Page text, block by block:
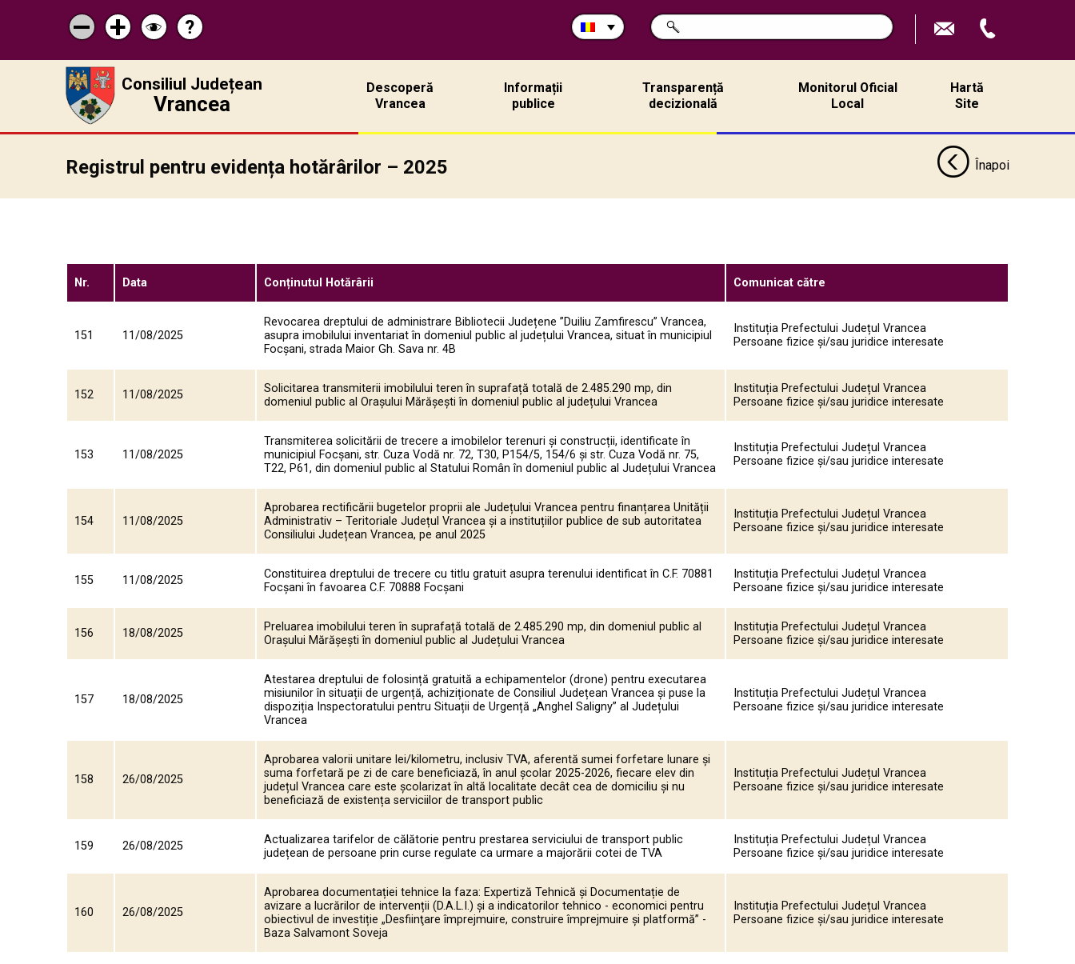
Micșorează
scrisul
Mărește
scrisul
Schimbă
contrastul
Pagina
de
ajutor
?
Caută
în
CAUTĂ
Consiliul Județean
Vrancea
Descoperă
Vrancea
Informații
publice
Transparență
decizională
Monitorul Oficial
Local
Hartă
Site
Registrul pentru evidența hotărârilor – 2025 Înapoi
Nr. Data Conținutul Hotărârii Comunicat către
151 11/08/2025
Revocarea dreptului de administrare Bibliotecii Județene ”Duiliu Zamfirescu” Vrancea,
asupra imobilului inventariat în domeniul public al județului Vrancea, situat în municipiul
Focșani, strada Maior Gh. Sava nr. 4B
Instituția Prefectului Județul Vrancea
Persoane fizice și/sau juridice interesate
152 11/08/2025
Solicitarea transmiterii imobilului teren în suprafață totală de 2.485.290 mp, din
domeniul public al Orașului Mărășești în domeniul public al județului Vrancea
Instituția Prefectului Județul Vrancea
Persoane fizice și/sau juridice interesate
153 11/08/2025
Transmiterea solicitării de trecere a imobilelor terenuri și construcții, identificate în
municipiul Focșani, str. Cuza Vodă nr. 72, T30, P154/5, 154/6 și str. Cuza Vodă nr. 75,
T22, P61, din domeniul public al Statului Român în domeniul public al Județului Vrancea
Instituția Prefectului Județul Vrancea
Persoane fizice și/sau juridice interesate
154 11/08/2025
Aprobarea rectificării bugetelor proprii ale Județului Vrancea pentru finanțarea Unității
Administrativ – Teritoriale Județul Vrancea şi a instituțiilor publice de sub autoritatea
Consiliului Județean Vrancea, pe anul 2025
Instituția Prefectului Județul Vrancea
Persoane fizice și/sau juridice interesate
155 11/08/2025
Constituirea dreptului de trecere cu titlu gratuit asupra terenului identificat în C.F. 70881
Focșani în favoarea C.F. 70888 Focșani
Instituția Prefectului Județul Vrancea
Persoane fizice și/sau juridice interesate
156 18/08/2025
Preluarea imobilului teren în suprafață totală de 2.485.290 mp, din domeniul public al
Orașului Mărășești în domeniul public al Județului Vrancea
Instituția Prefectului Județul Vrancea
Persoane fizice și/sau juridice interesate
157 18/08/2025
Atestarea dreptului de folosință gratuită a echipamentelor (drone) pentru executarea
misiunilor în situații de urgență, achiziționate de Consiliul Județean Vrancea și puse la
dispoziția Inspectoratului pentru Situații de Urgență „Anghel Saligny” al Județului
Vrancea
Instituția Prefectului Județul Vrancea
Persoane fizice și/sau juridice interesate
158 26/08/2025
Aprobarea valorii unitare lei/kilometru, inclusiv TVA, aferentă sumei forfetare lunare și
suma forfetară pe zi de care beneficiază, în anul școlar 2025-2026, fiecare elev din
județul Vrancea care este școlarizat în altă localitate decât cea de domiciliu și nu
beneficiază de existența serviciilor de transport public
Instituția Prefectului Județul Vrancea
Persoane fizice și/sau juridice interesate
159 26/08/2025
Actualizarea tarifelor de călătorie pentru prestarea serviciului de transport public
județean de persoane prin curse regulate ca urmare a majorării cotei de TVA
Instituția Prefectului Județul Vrancea
Persoane fizice și/sau juridice interesate
160 26/08/2025
Aprobarea documentației tehnice la faza: Expertiză Tehnică şi Documentație de
avizare a lucrărilor de intervenții (D.A.L.I.) și a indicatorilor tehnico - economici pentru
obiectivul de investiție „Desfiinţare împrejmuire, construire împrejmuire și platformă” -
Baza Salvamont Soveja
Instituția Prefectului Județul Vrancea
Persoane fizice și/sau juridice interesate